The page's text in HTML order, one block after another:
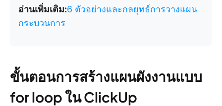
อ่านเพิ่มเติม:6 ตัวอย่างและกลยุทธ์การวางแผน
กระบวนการ
ขั้นตอนการสร้างแผนผังงานแบบ
for loop ใน ClickUp